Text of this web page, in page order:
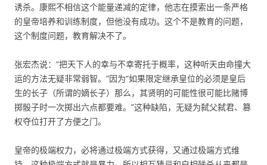
诱杀。康熙不相信这个能量递减的定律，他志在摸索出一条严格
的皇帝培养和训练制度，但他没有成功。这个不是教育的问题，
这个制度问题，教育解决不了。
张宏杰说：“把天下人的幸与不幸寄托于概率，这种听天由命撞大
运的方法无疑非常弱智。”因为“如果限定继承皇位的必须是皇后
生的长子（所谓的嫡长子）那么，其贤明的可能性很可能比赌博
掷骰子时一次掷出六点都要难。”这种缺陷，无疑为弑父弑君、篡
权夺位打开了方便之门。
皇帝的极端权力，必将通过极端方式获得，又通过极端方式维